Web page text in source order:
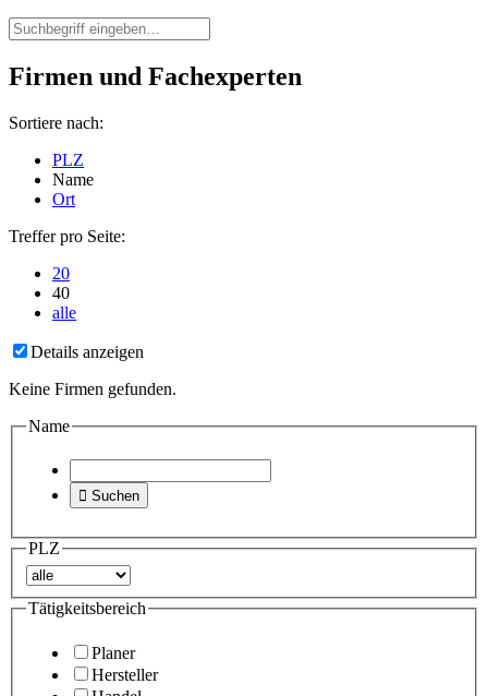
Firmen und Fachexperten
Sortiere nach:
PLZ
Name
Ort
Treffer pro Seite:
20
40
alle
Details anzeigen
Keine Firmen gefunden.
Name
 Suchen
PLZ
Tätigkeitsbereich
Planer
Hersteller